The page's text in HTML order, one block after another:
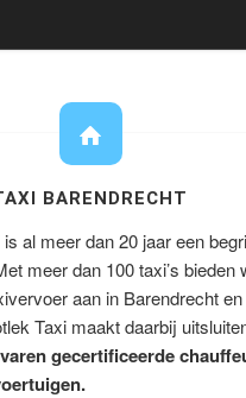
BARENDRECHT
is al meer dan 20 jaar een
meer dan 100 taxi’s bieden
aan in Barendrecht en
Taxi maakt daarbij
gecertificeerde